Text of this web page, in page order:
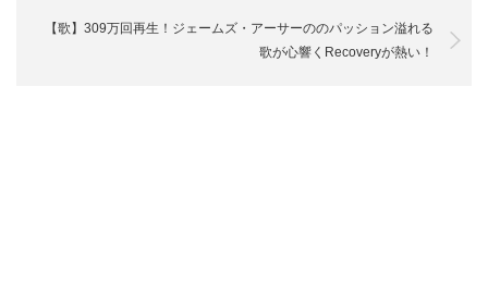
【歌】309万回再生！ジェームズ・アーサーののパッション溢れる
歌が心響くRecoveryが熱い！